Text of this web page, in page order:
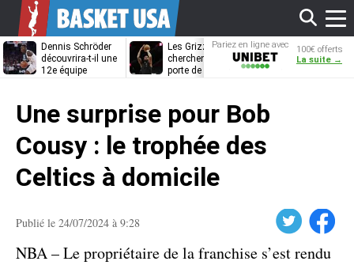
Dennis Schröder
découvrira-t-il une
12e équipe
Les Grizzlies
cherchent déjà une
porte de sortie
Dwane Casey
bientôt coach
Pariez en ligne avec
Unibet
100€ offerts
La suite →
Une surprise pour Bob
Cousy : le trophée des
Celtics à domicile
Publié le 24/07/2024 à 9:28 Facebook
NBA – Le propriétaire de la franchise s’est rendu